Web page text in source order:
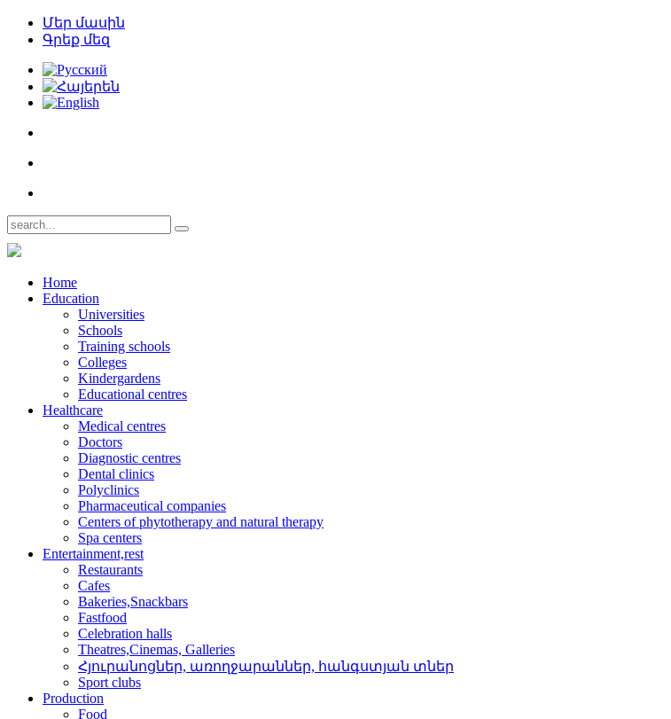
Մեր մասին
Գրեք մեզ
Home
Education
Universities
Schools
Training schools
Colleges
Kindergardens
Educational centres
Healthcare
Medical centres
Doctors
Diagnostic centres
Dental clinics
Polyclinics
Pharmaceutical companies
Centers of phytotherapy and natural therapy
Spa centers
Entertainment,rest
Restaurants
Cafes
Bakeries,Snackbars
Fastfood
Celebration halls
Theatres,Cinemas, Galleries
Հյուրանոցներ, առողջար­աններ, հանգստյան տներ
Sport clubs
Production
Food